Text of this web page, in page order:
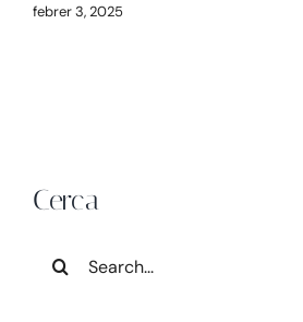
febrer 3, 2025
Cerca
for: